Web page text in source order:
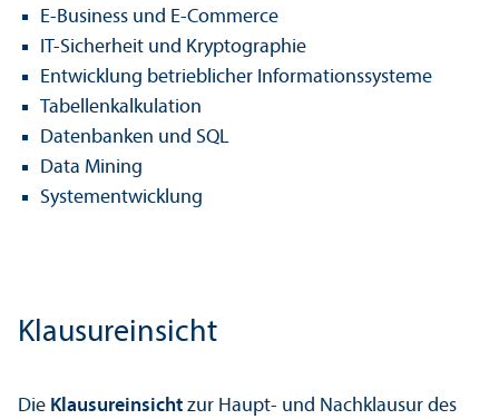
E-Business und E-Commerce
IT-Sicherheit und Kryptographie
Entwicklung betrieblicher Informationssysteme
Tabellenkalkulation
Datenbanken und SQL
Data Mining
Systementwicklung
Klausureinsicht
Die Klausureinsicht zur Haupt- und Nachklausur des